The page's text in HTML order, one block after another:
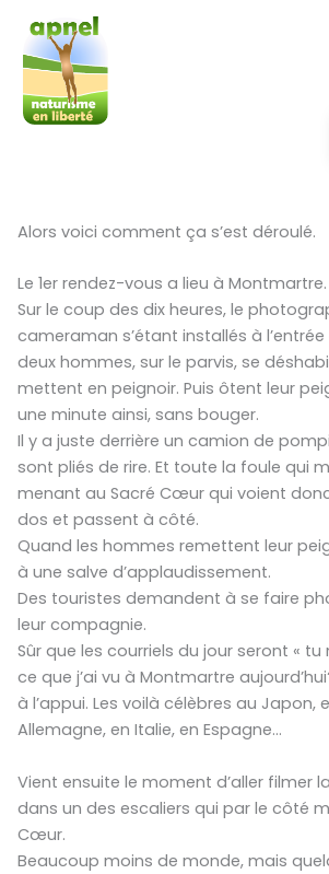
contenu
Alors voici comment ça s’est déroulé.
Le 1er rendez-vous a lieu à Montmartre.
Sur le coup des dix heures, le
cameraman s’étant installés à
deux hommes, sur le parvis, se
mettent en peignoir. Puis ôtent leur
une minute ainsi, sans bouger.
Il y a juste derrière un camion de
sont pliés de rire. Et toute la foule qui
menant au Sacré Cœur qui voient
dos et passent à côté.
Quand les hommes remettent leur
à une salve d’applaudissement.
Des touristes demandent à se faire
leur compagnie.
Sûr que les courriels du jour seront «
ce que j’ai vu à Montmartre
à l’appui. Les voilà célèbres au Japon,
Allemagne, en Italie, en Espagne…
Vient ensuite le moment d’aller filmer
dans un des escaliers qui par le côté
Cœur.
Beaucoup moins de monde, mais